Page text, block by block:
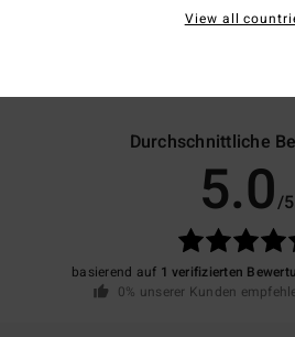
Durchschnittliche
5.0/5
basierend auf 1 verifizierten
0% unserer Kunden
View all